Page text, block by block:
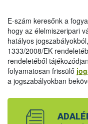
E-szám keresőnk a
hogy az élelmiszeripari
hatályos
1333/2008/EK
rendeletéből
folyamatosan frissülő
a jogszabályokban